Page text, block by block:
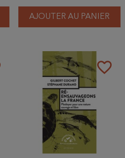
AJOUTER AU PANIER
favorite_border